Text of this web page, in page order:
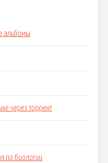
альбомы
через торрент
по биологии